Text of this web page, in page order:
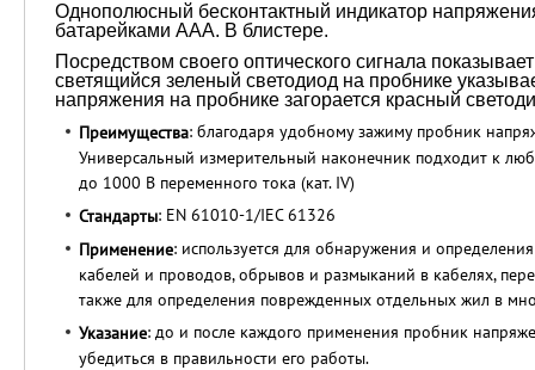
Однополюсный бесконтактный индикатор
батарейками ААА. В блистере.
Посредством своего оптического сигнала
светящийся зеленый светодиод на пробнике
напряжения на пробнике загорается красный
Преимущества: благодаря удобному зажиму пробник
Универсальный измерительный наконечник подходит к
до 1000 В переменного тока (кат. IV)
Стандарты: EN 61010-1/IEC 61326
Применение: используется для обнаружения и
кабелей и проводов, обрывов и размыканий в кабелях,
также для определения поврежденных отдельных жил в
Указание: до и после каждого применения пробник
убедиться в правильности его работы.